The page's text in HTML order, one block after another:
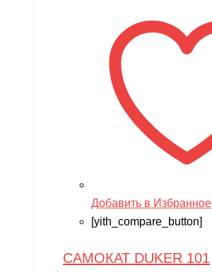
Добавить в Избранное
[yith_compare_button]
САМОКАТ DUKER 101